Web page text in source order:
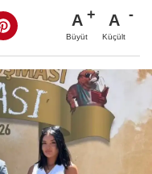
A
Büyüt
A
Küçült